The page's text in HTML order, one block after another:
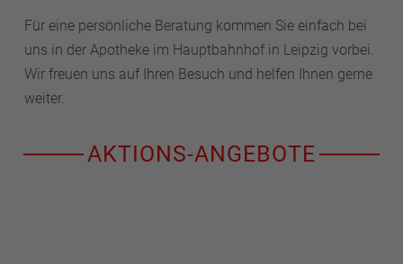
Für eine persönliche Beratung kommen Sie einfach bei
uns in der Apotheke im Hauptbahnhof in Leipzig vorbei.
Wir freuen uns auf Ihren Besuch und helfen Ihnen gerne
weiter.
AKTIONS-ANGEBOTE